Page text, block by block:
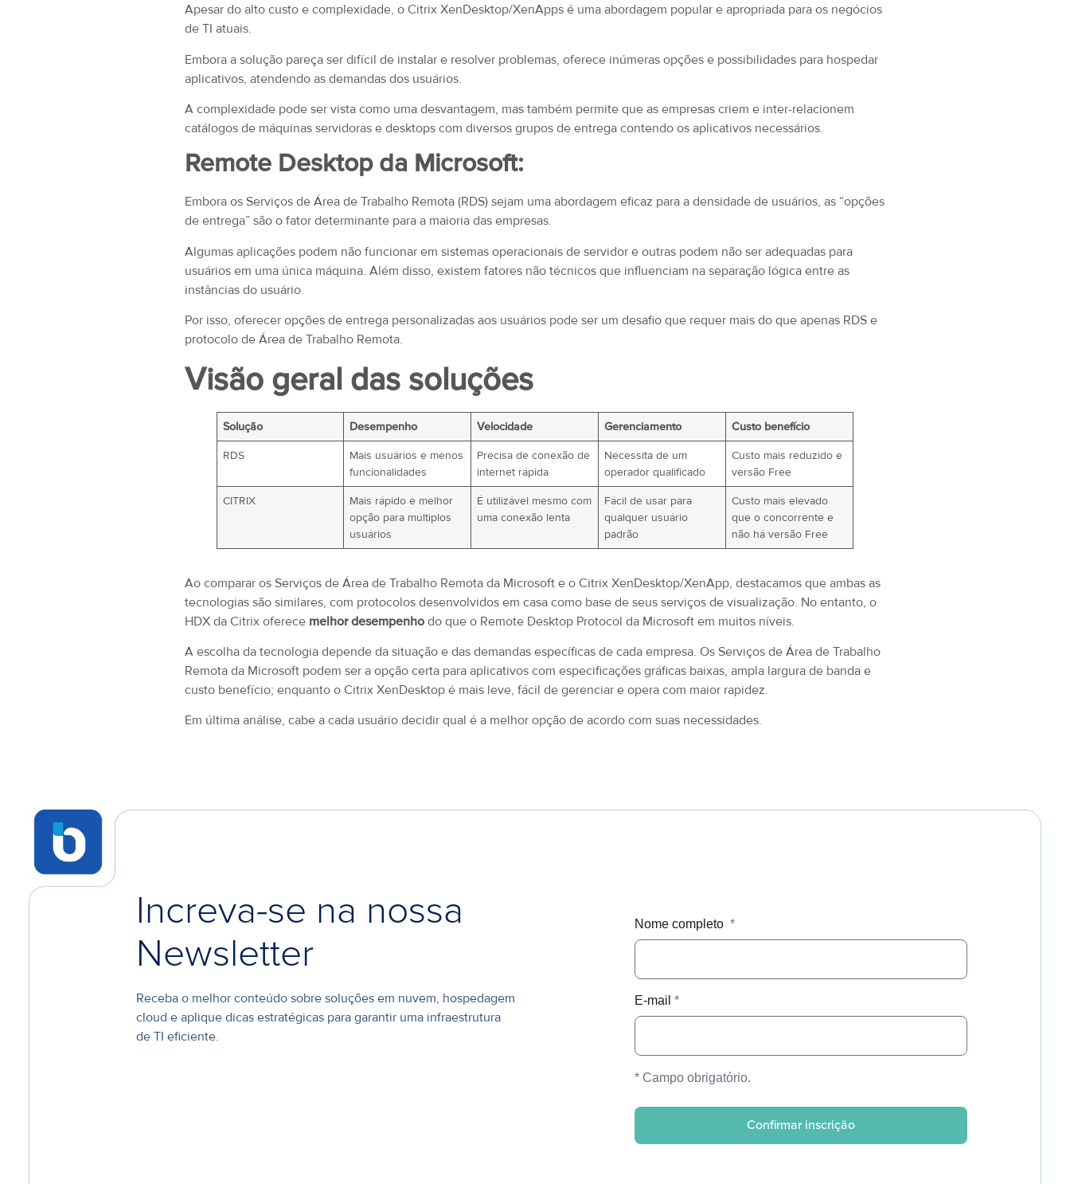
Apesar do alto custo e complexidade, o Citrix XenDesktop/XenApps é uma abordagem popular e apropriada para os negócios
de TI atuais.
Embora a solução pareça ser difícil de instalar e resolver problemas, oferece inúmeras opções e possibilidades para hospedar
aplicativos, atendendo as demandas dos usuários.
A complexidade pode ser vista como uma desvantagem, mas também permite que as empresas criem e inter-relacionem
catálogos de máquinas servidoras e desktops com diversos grupos de entrega contendo os aplicativos necessários.
Remote Desktop da Microsoft:
Embora os Serviços de Área de Trabalho Remota (RDS) sejam uma abordagem eficaz para a densidade de usuários, as “opções
de entrega” são o fator determinante para a maioria das empresas.
Algumas aplicações podem não funcionar em sistemas operacionais de servidor e outras podem não ser adequadas para
usuários em uma única máquina. Além disso, existem fatores não técnicos que influenciam na separação lógica entre as
instâncias do usuário.
Por isso, oferecer opções de entrega personalizadas aos usuários pode ser um desafio que requer mais do que apenas RDS e
protocolo de Área de Trabalho Remota.
Visão geral das soluções
Solução Desempenho Velocidade Gerenciamento Custo benefício
RDS
Mais usuários e menos
funcionalidades
Precisa de conexão de
internet rápida
Necessita de um
operador qualificado
Custo mais reduzido e
versão Free
CITRIX
Mais rápido e melhor
opção para múltiplos
usuários
É utilizável mesmo com
uma conexão lenta
Fácil de usar para
qualquer usuário
padrão
Custo mais elevado
que o concorrente e
não há versão Free
Ao comparar os Serviços de Área de Trabalho Remota da Microsoft e o Citrix XenDesktop/XenApp, destacamos que ambas as
tecnologias são similares, com protocolos desenvolvidos em casa como base de seus serviços de visualização. No entanto, o
HDX da Citrix oferece melhor desempenho do que o Remote Desktop Protocol da Microsoft em muitos níveis.
A escolha da tecnologia depende da situação e das demandas específicas de cada empresa. Os Serviços de Área de Trabalho
Remota da Microsoft podem ser a opção certa para aplicativos com especificações gráficas baixas, ampla largura de banda e
custo benefício; enquanto o Citrix XenDesktop é mais leve, fácil de gerenciar e opera com maior rapidez.
Em última análise, cabe a cada usuário decidir qual é a melhor opção de acordo com suas necessidades.
Increva-se na nossa
Newsletter
Receba o melhor conteúdo sobre soluções em nuvem, hospedagem
cloud e aplique dicas estratégicas para garantir uma infraestrutura
de TI eficiente.
Nome completo*
E-mail*
* Campo obrigatório.